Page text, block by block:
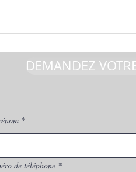
DEMANDEZ
de téléphone